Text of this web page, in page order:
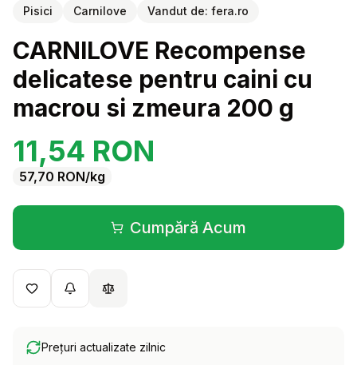
Pisici Carnilove Vandut de: fera.ro
CARNILOVE Recompense
delicatese pentru caini cu
macrou si zmeura 200 g
11,54 RON
57,70 RON/kg
Cumpără Acum
(se deschide într-o filă
Prețuri actualizate zilnic